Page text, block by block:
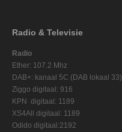
Radio & Televisie
Radio
Ether: 107.2 Mhz
DAB+: kanaal 5C (DAB lokaal 33)
Ziggo digitaal: 916
KPN digitaal: 1189
XS4All digitaal: 1189
Odido digitaal:2192